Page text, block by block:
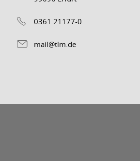
0361 21177-0
mail@tlm.de